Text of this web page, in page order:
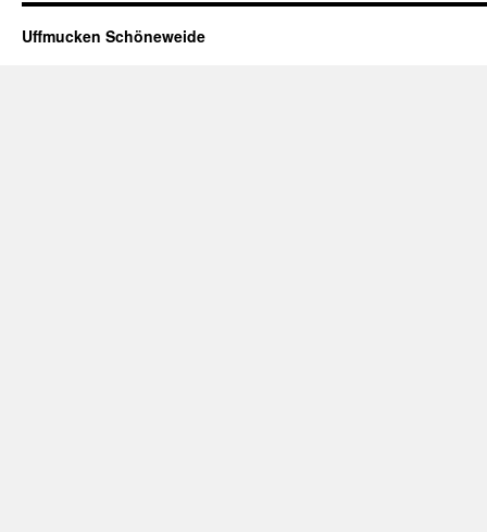
Uffmucken Schöneweide